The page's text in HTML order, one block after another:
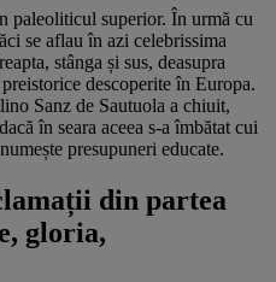
paleoliticul superior. În urmă cu
se aflau în azi celebrissima
stânga și sus, deasupra
descoperite în Europa.
Sanz de Sautuola a chiuit,
în seara aceea s-a îmbătat cui
presupuneri educate.
din partea
gloria,